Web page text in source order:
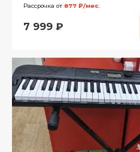
Рассрочка от 877 ₽/мес.
7 999 ₽